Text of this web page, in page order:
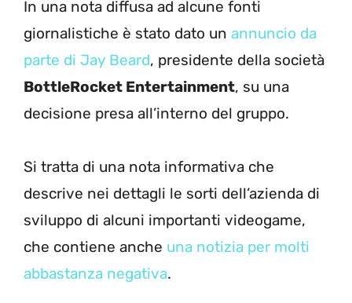
In una nota diffusa ad alcune fonti
giornalistiche è stato dato un annuncio da
parte di Jay Beard, presidente della società
BottleRocket Entertainment, su una
decisione presa all’interno del gruppo.
Si tratta di una nota informativa che
descrive nei dettagli le sorti dell’azienda di
sviluppo di alcuni importanti videogame,
che contiene anche una notizia per molti
abbastanza negativa.